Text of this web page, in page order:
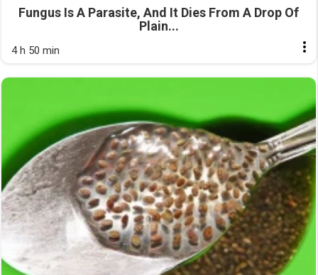
Fungus Is A Parasite, And It Dies From A Drop Of
Plain...
4 h 50 min